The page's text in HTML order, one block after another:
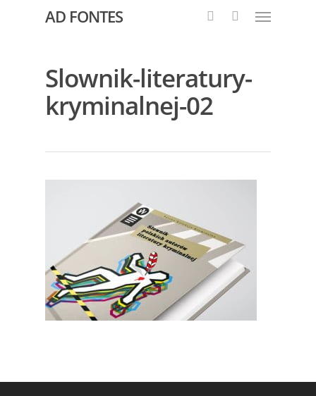
AD FONTES
Slownik-literatury-
kryminalnej-02